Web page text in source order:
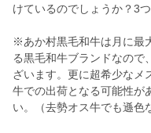
けているのでしょうか？3
※あか村黒毛和牛は月に最
る黒毛和牛ブランドなので
ざいます。更に超希少なメ
牛での出荷となる可能性が
い。（去勢オス牛でも遜色